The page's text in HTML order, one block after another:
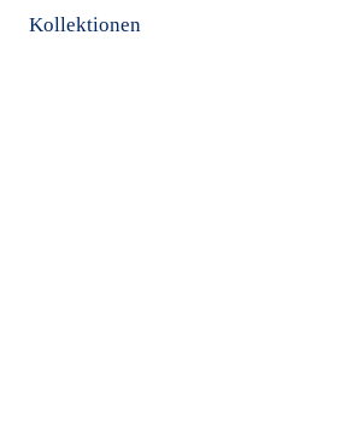
Kollektionen